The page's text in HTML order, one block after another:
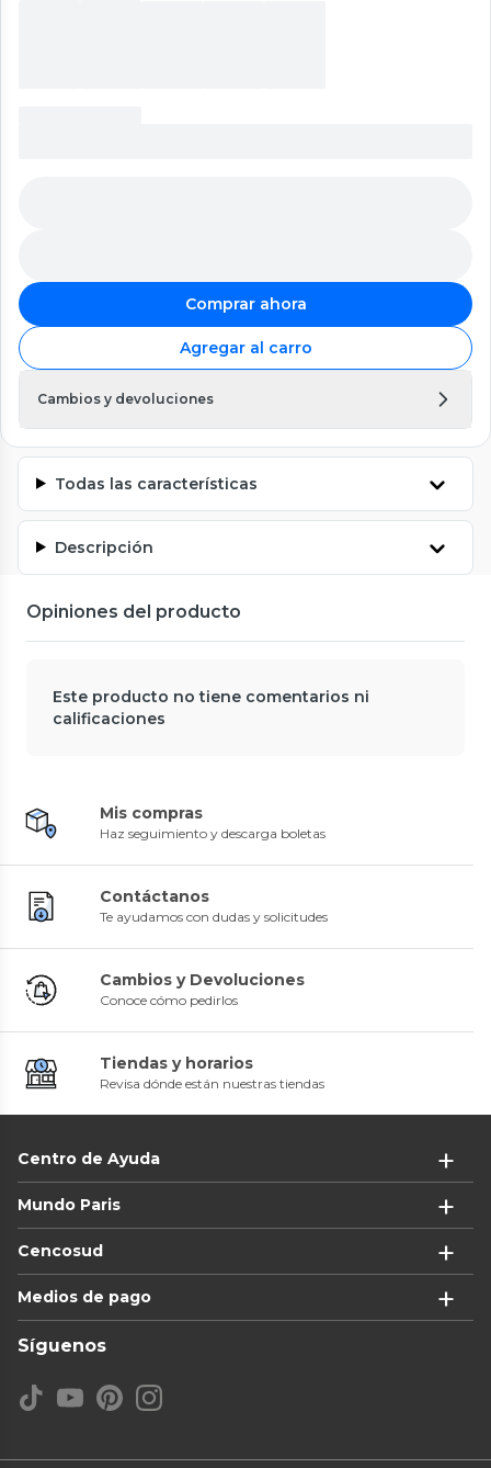
Comprar ahora
Agregar al carro
Cambios y devoluciones
Todas las características
Descripción
Opiniones del producto
Este producto no tiene comentarios ni
calificaciones
Mis compras
Haz seguimiento y descarga boletas
Contáctanos
Te ayudamos con dudas y solicitudes
Cambios y Devoluciones
Conoce cómo pedirlos
Tiendas y horarios
Revisa dónde están nuestras tiendas
Centro de Ayuda
Mundo Paris
Cencosud
Medios de pago
Síguenos